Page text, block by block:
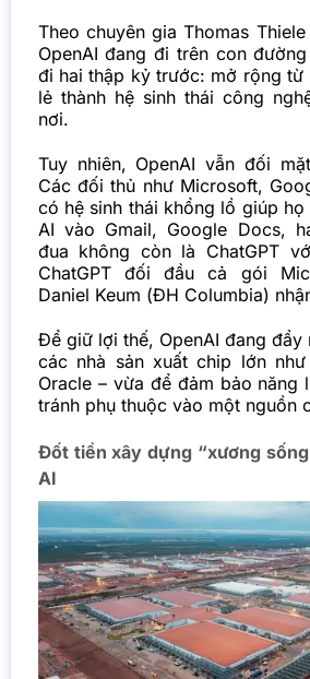
Theo chuyên gia Thomas
OpenAI đang đi trên con
đi hai thập kỷ trước: mở rộng từ
lẻ thành hệ sinh thái công
nơi.
Tuy nhiên, OpenAI vẫn đối
Các đối thủ như Microsoft,
có hệ sinh thái khổng lồ giúp
AI vào Gmail, Google Docs,
đua không còn là ChatGPT
ChatGPT đối đầu cả gói
Daniel Keum (ĐH Columbia)
Để giữ lợi thế, OpenAI đang đẩy
các nhà sản xuất chip lớn
Oracle – vừa để đảm bảo năng
tránh phụ thuộc vào một nguồn
Đốt tiền xây dựng “xương
AI